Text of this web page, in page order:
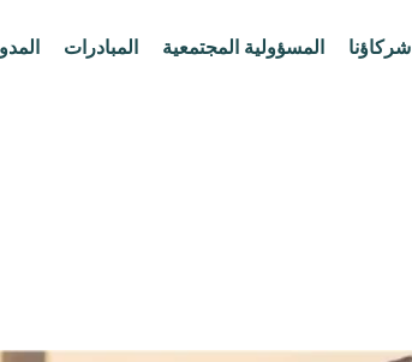
شركاؤنا المسؤولية المجتمعية المبادرات